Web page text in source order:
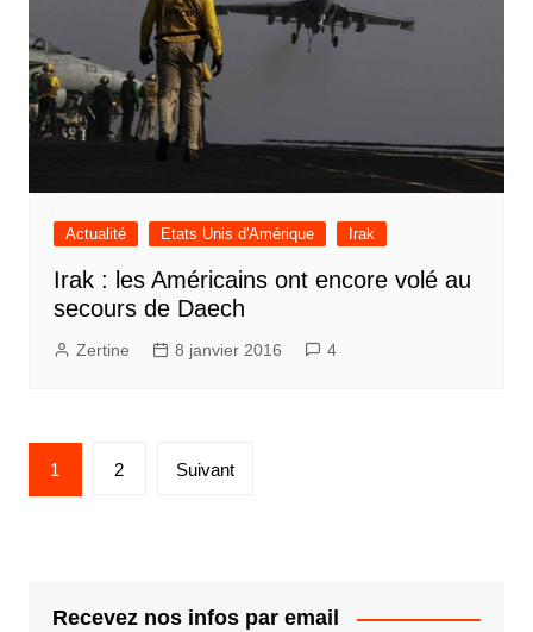
Actualité Etats Unis d'Amérique Irak
Irak : les Américains ont encore volé au
secours de Daech
Zertine 8 janvier 2016 4
Pagination
des
1 2 Suivant
Recevez nos infos par email